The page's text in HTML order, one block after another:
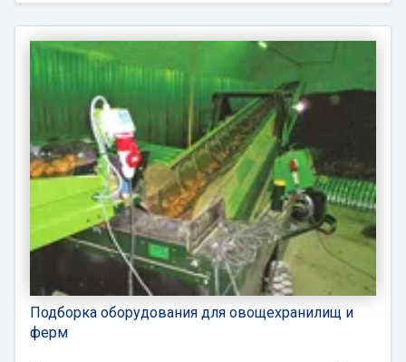
Подборка оборудования для овощехранилищ и
ферм